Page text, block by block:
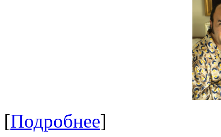
[Подробнее]